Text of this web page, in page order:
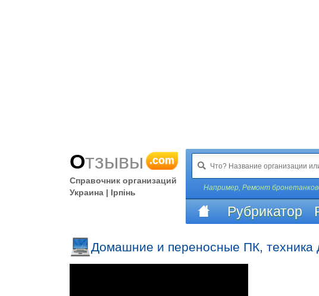
Отзывы .com
Справочник организаций
Украина | Ірпінь
Например, Ремонт
Рубрикатор
Домашние и переносные ПК, техника